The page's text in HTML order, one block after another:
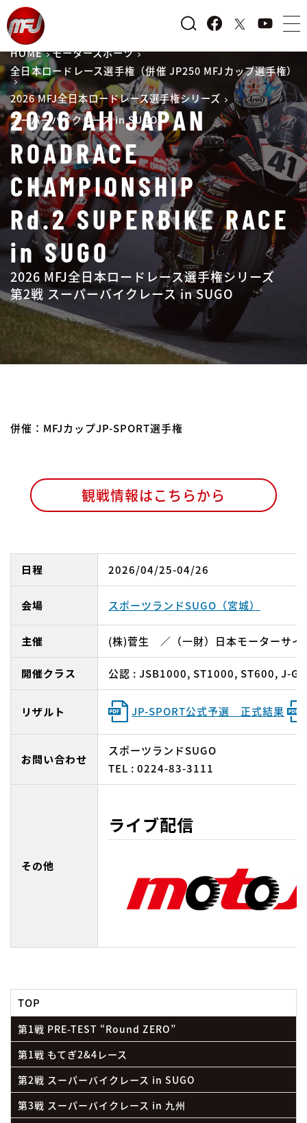
HOME
モータースポーツ
全日本ロードレース選手権（併催 JP250 MFJカップ選手権）
2026 MFJ全日本ロードレース選手権シリーズ
スーパーバイクレース in SUGO
2026 All JAPAN
ROADRACE
CHAMPIONSHIP
Rd.2 SUPERBIKE RACE
in SUGO
2026 MFJ全日本ロードレース選手権シリーズ
第2戦 スーパーバイクレース in SUGO
併催：MFJカップJP-SPORT選手権
観戦情報はこちらから
日程 2026/04/25-04/26
会場 スポーツランドSUGO（宮城）
主催 (株)菅生 ／（一財）日本モーターサイ
開催クラス 公認 : JSB1000, ST1000, ST600, J-
リザルト JP-SPORT公式予選 正式結果
お問い合わせ
スポーツランドSUGO
TEL : 0224-83-3111
その他
ライブ配信
TOP
第1戦 PRE-TEST “Round ZERO”
第1戦 もてぎ2&4レース
第2戦 スーパーバイクレース in SUGO
第3戦 スーパーバイクレース in 九州